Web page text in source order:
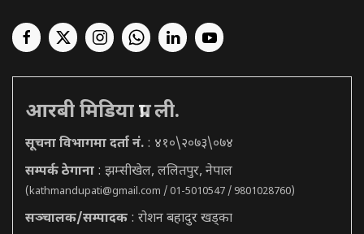
आरबी मिडिया प्रा. ली.
सूचना विभागमा दर्ता नं. : ४१०\२०७३\०७४
सम्पर्क ठेगाना : झम्सीखेल, ललितपुर, नेपाल
(kathmandupati@gmail.com / 01-5010547 / 9801028760)
सञ्चालक/सम्पादक : रोशन बहादुर खड्का